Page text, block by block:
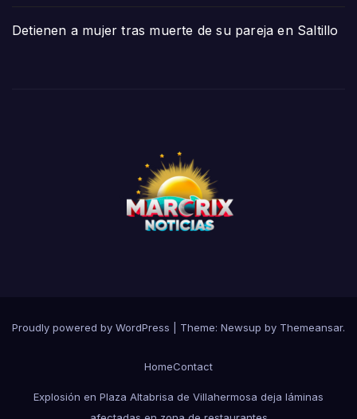
Detienen a mujer tras muerte de su pareja en Saltillo
Proudly powered by WordPress Theme: Newsup by Themeansar.
HomeContact
Explosión en Plaza Altabrisa de Villahermosa deja láminas